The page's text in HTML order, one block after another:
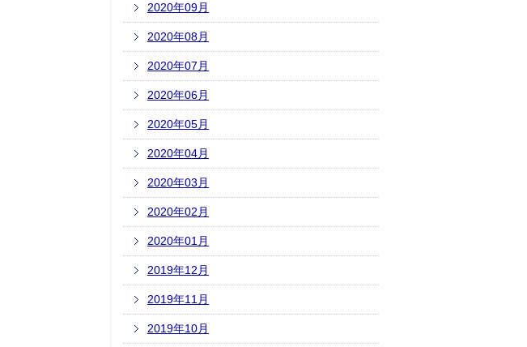
2020年09月
2020年08月
2020年07月
2020年06月
2020年05月
2020年04月
2020年03月
2020年02月
2020年01月
2019年12月
2019年11月
2019年10月